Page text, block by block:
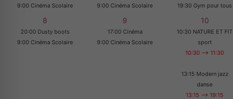
9:00 Cinéma Scolaire
9:00 Cinéma Scolaire
19:30 Gym pour tous
8
20:00 Dusty boots
9:00 Cinéma Scolaire
9
17:00 Cinéma
9:00 Cinéma Scolaire
10
10:30 NATURE ET FIT
sport
10:30 --> 11:30
13:15 Modern jazz
danse
13:15 --> 19:15